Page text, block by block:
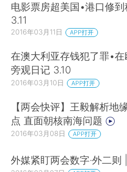
电影票房超美国•港口修
3.11
2016年03月11日 APP打开
在澳大利亚存钱犯了罪•在
旁观日记 3.10
2016年03月10日 APP打开
【两会快评】王毅解析地
点 直面朝核南海问题
2016年03月08日 APP打开
外媒紧盯两会数字·外二则